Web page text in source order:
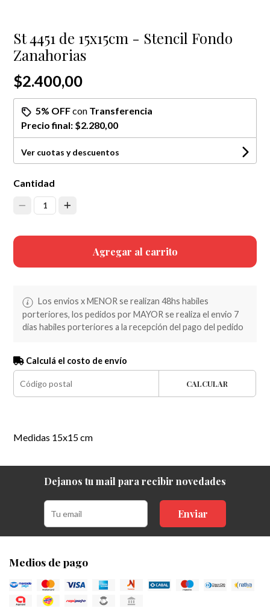
St 4451 de 15x15cm - Stencil Fondo
Zanahorias
$2.400,00
5% OFFcon Transferencia
Precio final: $2.280,00
Ver cuotas y descuentos
Cantidad
1
Agregar al carrito
Los envios x MENOR se realizan 48hs habiles
porteriores, los pedidos por MAYOR se realiza el envio 7
dias habiles porteriores a la recepción del pago del pedido
Calculá el costo de envío
CALCULAR
Medidas 15x15 cm
Dejanos tu mail para recibir novedades
Enviar
Medios de pago